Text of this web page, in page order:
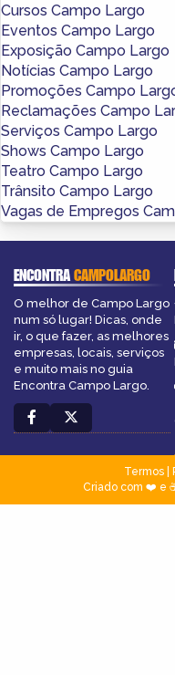
Cursos Campo Largo
Eventos Campo Largo
Exposição Campo Largo
Notícias Campo Largo
Promoções Campo
Reclamações Campo
Serviços Campo Largo
Shows Campo Largo
Teatro Campo Largo
Trânsito Campo Largo
Vagas de Empregos
ENCONTRACAMPOLARGO
O melhor de Campo Largo
num só lugar! Dicas, onde
ir, o que fazer, as melhores
empresas, locais, serviços
e muito mais no guia
Encontra Campo Largo.
Termos|
Criado com ❤️ e